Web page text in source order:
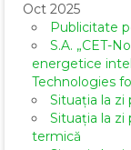
Oct 2025
Publicitate
S.A. „CET-
energetice
Technologies
Situația la zi
Situația la zi
termică